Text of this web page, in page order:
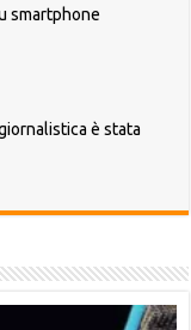
smartphone
è stata